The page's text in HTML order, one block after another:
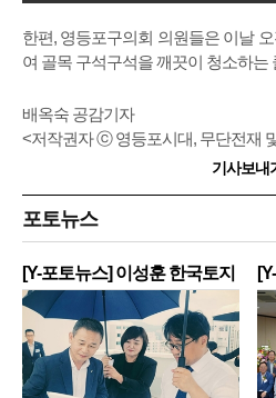
한편, 영등포구의회 의원들은 이날
여 골목 구석구석을 깨끗이 청소하는
배옥숙 공감기자
<저작권자 ⓒ 영등포시대, 무단전재
기사보내
포토뉴스
[Y-포토뉴스] 이성훈 한국토지
주
영